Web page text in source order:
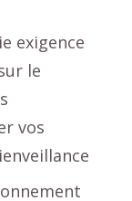
exigence
le
vos